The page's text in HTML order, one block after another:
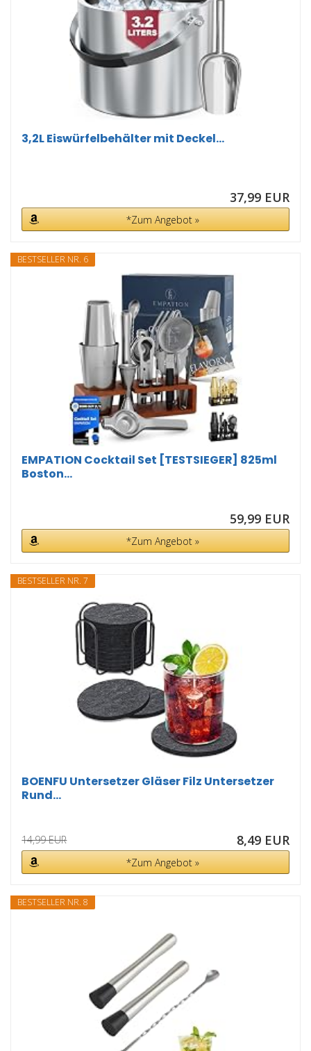
3,2L Eiswürfelbehälter mit Deckel...
37,99 EUR
*Zum Angebot »
BESTSELLER NR. 6
EMPATION Cocktail Set [TESTSIEGER] 825ml
Boston...
59,99 EUR
*Zum Angebot »
BESTSELLER NR. 7
BOENFU Untersetzer Gläser Filz Untersetzer
Rund...
14,99 EUR 8,49 EUR
*Zum Angebot »
BESTSELLER NR. 8